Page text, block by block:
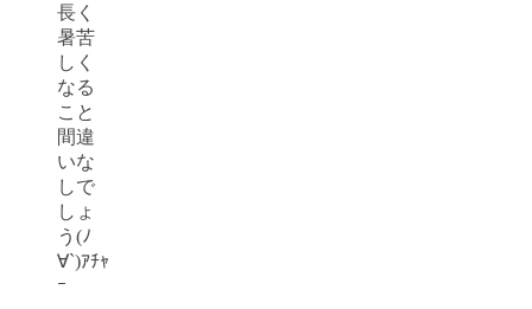
長く
暑苦
しく
なる
こと
間違
いな
しで
しょ
う(ﾉ
∀`)ｱﾁｬ
ｰ